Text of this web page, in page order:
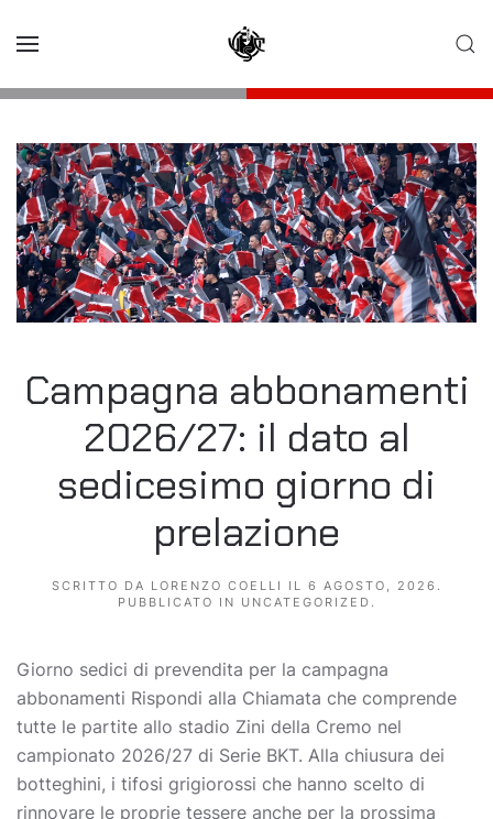
Campagna abbonamenti
2026/27: il dato al
sedicesimo giorno di
prelazione
SCRITTO DA LORENZO COELLI IL 6 AGOSTO, 2026 .
PUBBLICATO IN UNCATEGORIZED .
Giorno sedici di prevendita per la campagna
abbonamenti Rispondi alla Chiamata che comprende
tutte le partite allo stadio Zini della Cremo nel
campionato 2026/27 di Serie BKT. Alla chiusura dei
botteghini, i tifosi grigiorossi che hanno scelto di
rinnovare le proprie tessere anche per la prossima